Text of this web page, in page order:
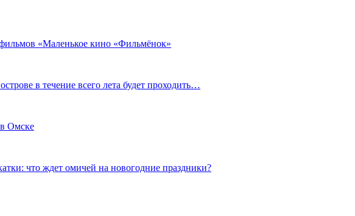
«Маленькое кино «Фильмёнок»
в течение всего лета будет проходить…
Омске
что ждет омичей на новогодние праздники?